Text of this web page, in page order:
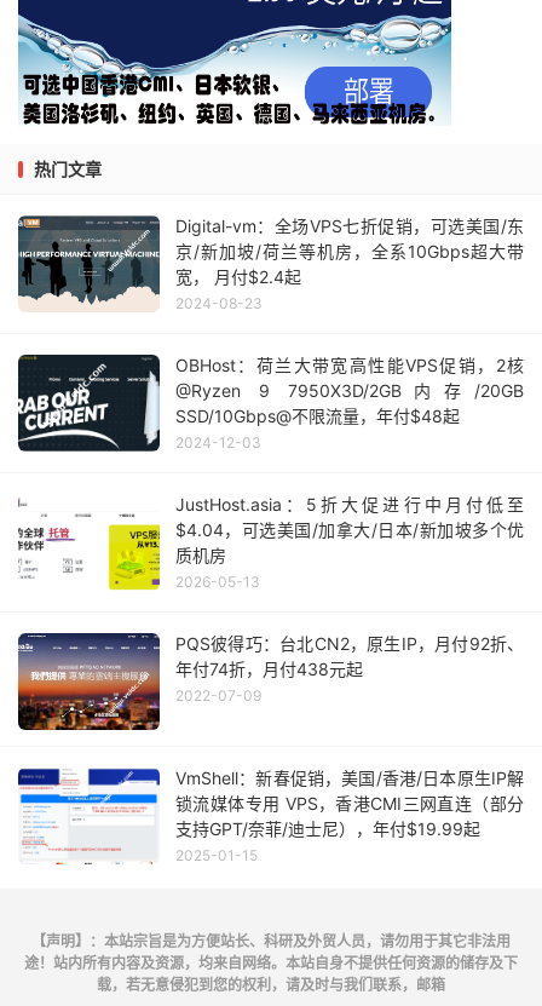
热门文章
Digital-vm：全场VPS七折促销，可选美国/东
京/新加坡/荷兰等机房，全系10Gbps超大带
宽， 月付$2.4起
2024-08-23
OBHost：荷兰大带宽高性能VPS促销，2核
@Ryzen 9 7950X3D/2GB内存/20GB
SSD/10Gbps@不限流量，年付$48起
2024-12-03
JustHost.asia：5折大促进行中月付低至
$4.04，可选美国/加拿大/日本/新加坡多个优
质机房
2026-05-13
PQS彼得巧：台北CN2，原生IP，月付92折、
年付74折，月付438元起
2022-07-09
VmShell：新春促销，美国/香港/日本原生IP解
锁流媒体专用 VPS，香港CMI三网直连（部分
支持GPT/奈菲/迪士尼），年付$19.99起
2025-01-15
【声明】：本站宗旨是为方便站长、科研及外贸人员，请勿用于其它非法用
途！站内所有内容及资源，均来自网络。本站自身不提供任何资源的储存及下
载，若无意侵犯到您的权利，请及时与我们联系，邮箱